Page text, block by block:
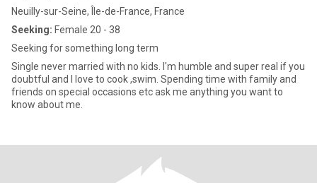
Neuilly-sur-Seine, Île-de-France, France
Seeking: Female 20 - 38
Seeking for something long term
Single never married with no kids. I'm humble and super real if you
doubtful and I love to cook ,swim. Spending time with family and
friends on special occasions etc ask me anything you want to
know about me.